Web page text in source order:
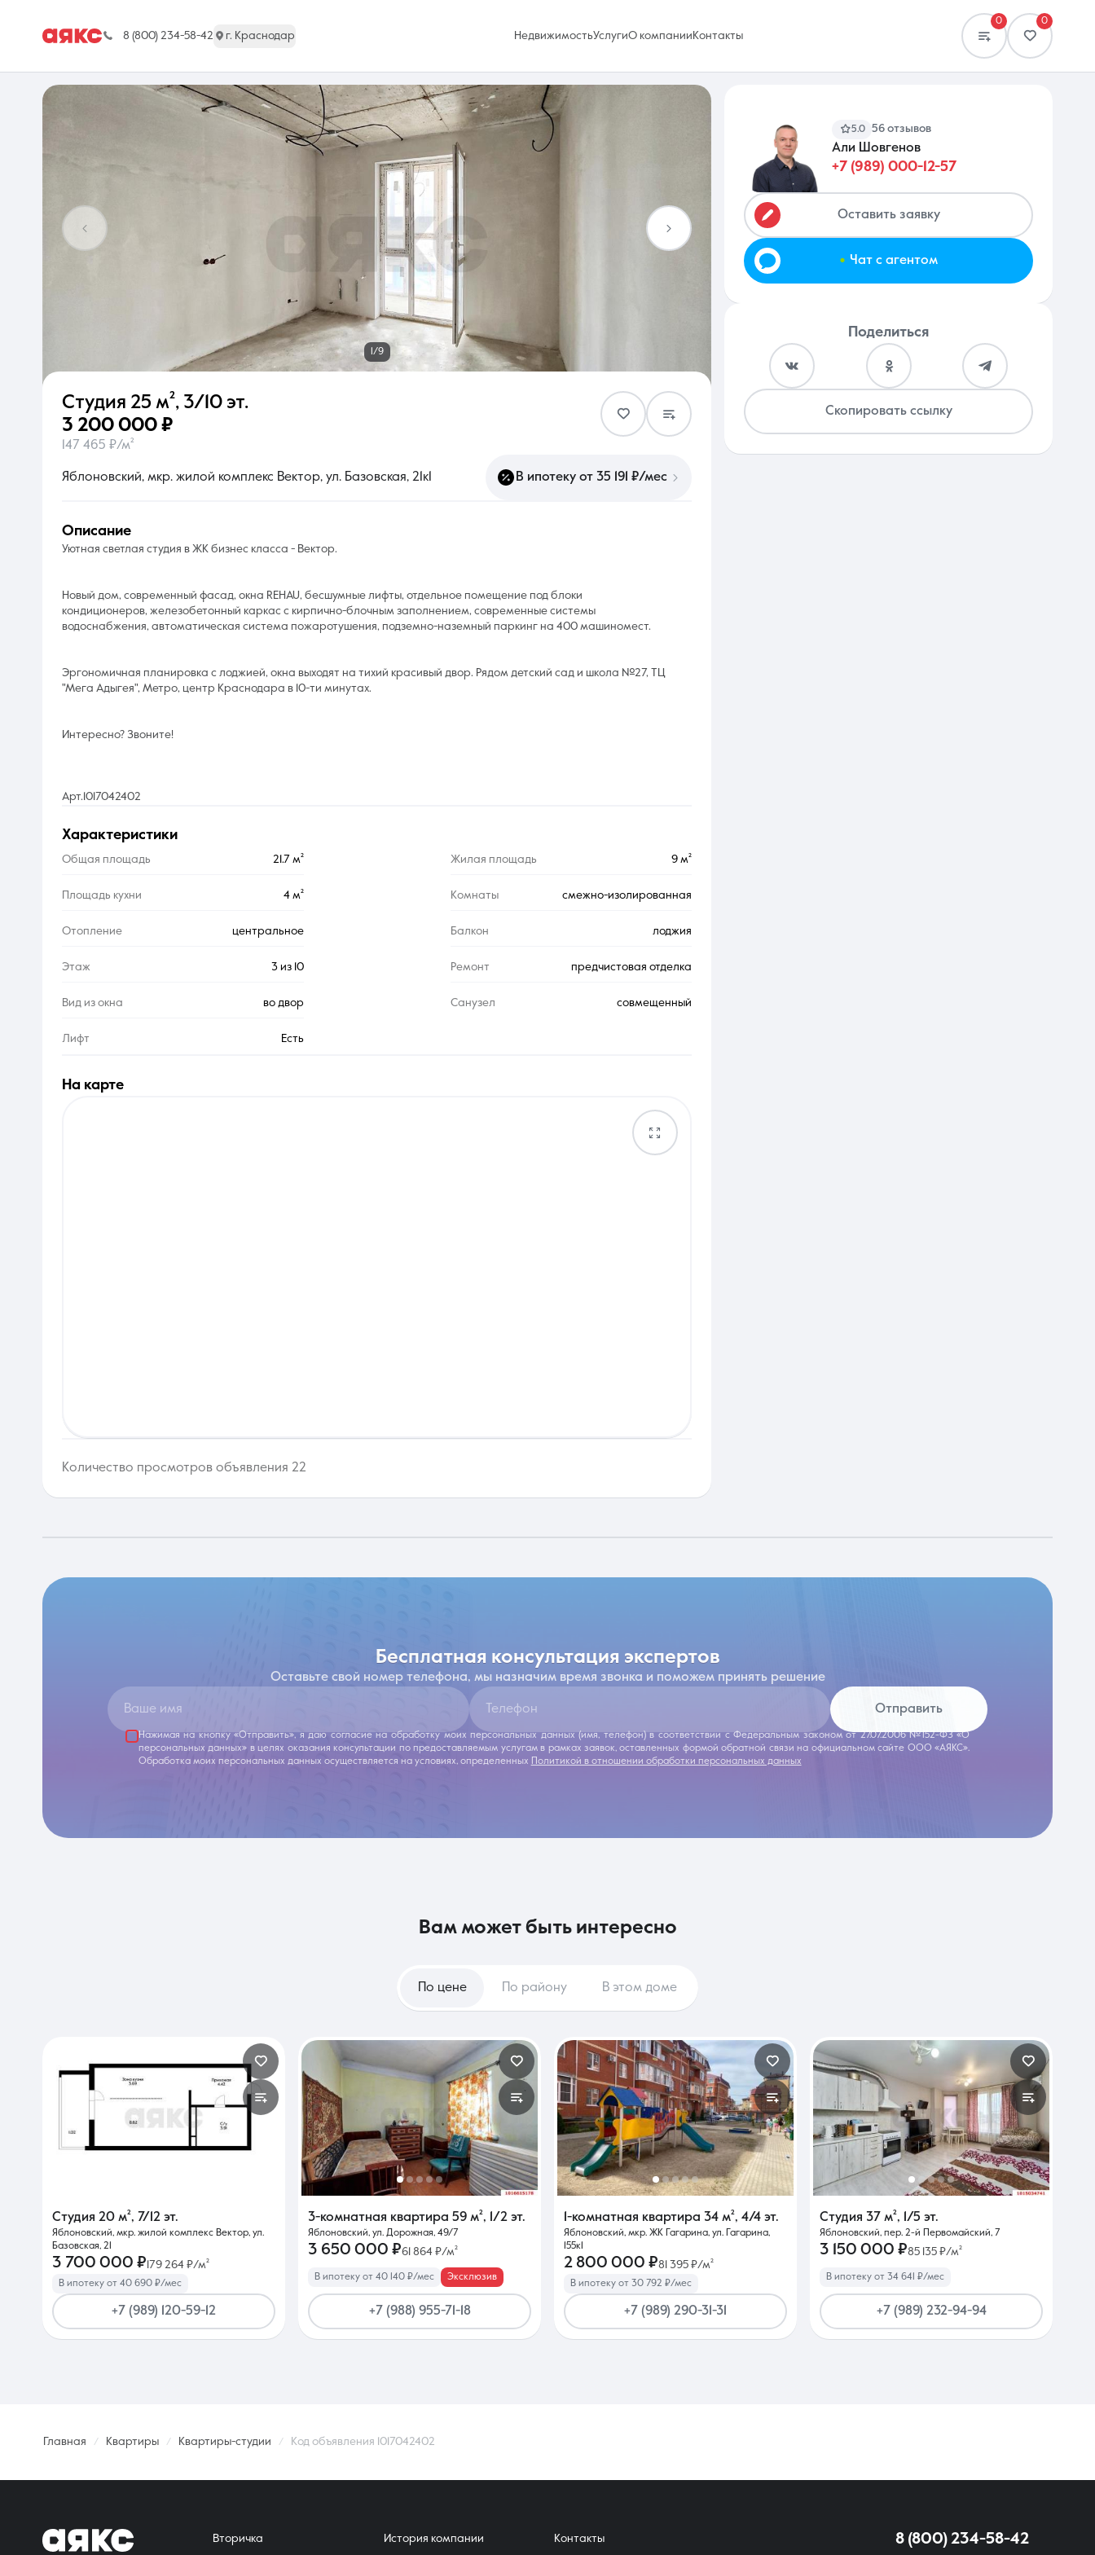
8 (800) 234-58-42 г. Краснодар НедвижимостьУслугиО компании Контакты
0 0
Сравнение
О компании Контакты
1/9
Студия 25 м², 3/10 эт.
3 200 000 ₽
147 465 ₽/м²
Яблоновский, мкр. жилой комплекс Вектор, ул. Базовская, 21к1 В ипотеку от 35 191 ₽/мес
характеристики
Общая площадь 21.7 м² Жилая площадь 9 м²
Площадь кухни 4 м² Комнаты смежно-изолированная
Отопление центральное Балкон лоджия
Этаж 3 из 10 Ремонт предчистовая отделка
Вид из окна во двор Санузел совмещенный
Лифт Есть
описание
Уютная светлая студия в ЖК бизнес класса - Вектор.
Новый дом, современный фасад, окна REHAU, бесшумные лифты, отдельное помещение под блоки
кондиционеров, железобетонный каркас с кирпично-блочным заполнением, современные системы
водоснабжения, автоматическая система пожаротушения, подземно-наземный паркинг на 400 машиномест.
Эргономичная планировка с лоджией, окна выходят на тихий красивый двор. Рядом детский сад и школа №27, ТЦ
"Мега Адыгея", Метро, центр Краснодара в 10-ти минутах.
Интересно? Звоните!
Арт.1017042402
на карте
Количество просмотров объявления 22
5.0 56 отзывов
Али Шовгенов
+7 (989) 000-12-57
Оставить заявку
. Чат с агентом
Поделиться
Скопировать ссылку
бесплатная консультация экспертов
Оставьте свой номер телефона, мы назначим время звонка и поможем принять решение
Ваше имя Телефон Отправить
Нажимая на кнопку «Отправить», я даю согласие на обработку моих персональных данных (имя, телефон) в соответствии с Федеральным законом от 27.07.2006 №152-ФЗ «О
персональных данных» в целях оказания консультации по предоставляемым услугам в рамках заявок, оставленных формой обратной связи на официальном сайте ООО «АЯКС».
Обработка моих персональных данных осуществляется на условиях, определенных Политикой в отношении обработки персональных данных
вам может быть интересно
По цене По району В этом доме
Студия 20 м², 7/12 эт.
Яблоновский, мкр. жилой комплекс Вектор, ул.
Базовская, 21
3 700 000 ₽ 179 264 ₽/м²
В ипотеку от 40 690 ₽/мес
+7 (989) 120-59-12
3-комнатная квартира 59 м², 1/2 эт.
Яблоновский, ул. Дорожная, 49/7
3 650 000 ₽61 864 ₽/м²
В ипотеку от 40 140 ₽/мес Эксклюзив
+7 (988) 955-71-18
1-комнатная квартира 34 м², 4/4 эт.
Яблоновский, мкр. ЖК Гагарина, ул. Гагарина,
155к1
2 800 000 ₽81 395 ₽/м²
В ипотеку от 30 792 ₽/мес
+7 (989) 290-31-31
Студия 37 м², 1/5 эт.
Яблоновский, пер. 2-й Первомайский, 7
3 150 000 ₽85 135 ₽/м²
В ипотеку от 34 641 ₽/мес
+7 (989) 232-94-94
Главная Квартиры Квартиры-студии Код объявления 1017042402
Вторичка История компании Контакты 8 (800) 234-58-42